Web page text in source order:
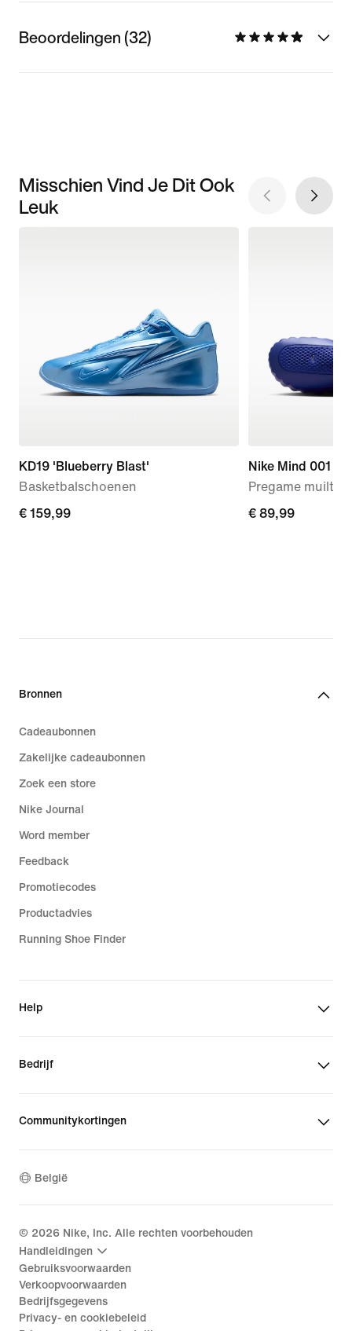
Beoordelingen (32)
Misschien Vind Je Dit Ook
Leuk
KD19 'Blueberry Blast'
Basketbalschoenen
€ 159,99
€ 159,99
Nike Mind 001
Pregame
€ 89,99
€ 89,99
Bronnen
Cadeaubonnen
Zakelijke cadeaubonnen
Zoek een store
Nike Journal
Word member
Feedback
Promotiecodes
Productadvies
Running Shoe Finder
Help
Bedrijf
Communitykortingen
België
© 2026 Nike, Inc. Alle rechten voorbehouden
Handleidingen
Gebruiksvoorwaarden
Verkoopvoorwaarden
Bedrijfsgegevens
Privacy- en cookiebeleid